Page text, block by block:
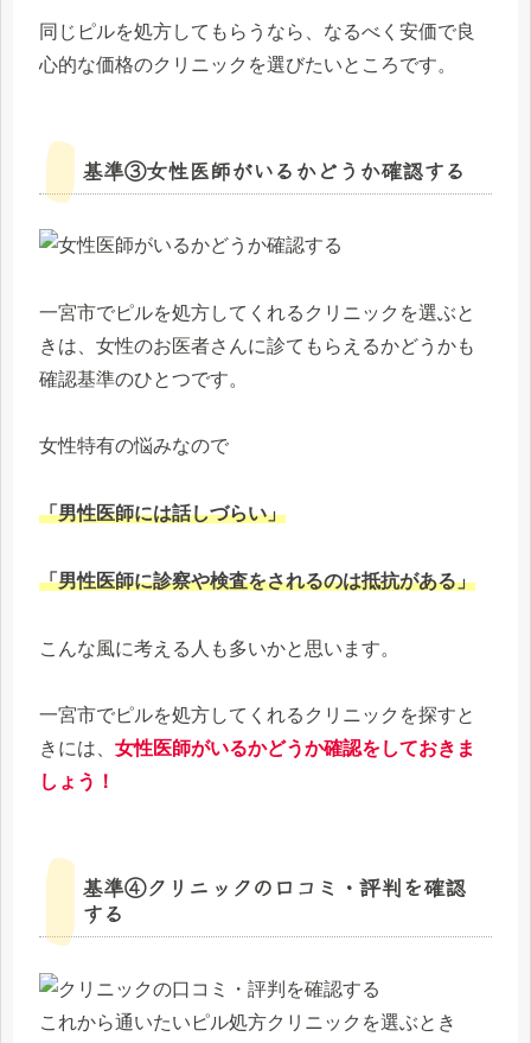
同じピルを処方してもらうなら、なるべく安価で良
心的な価格のクリニックを選びたいところです。
基準③女性医師がいるかどうか確認する
一宮市でピルを処方してくれるクリニックを選ぶと
きは、女性のお医者さんに診てもらえるかどうかも
確認基準のひとつです。
女性特有の悩みなので
「男性医師には話しづらい」
「男性医師に診察や検査をされるのは抵抗がある」
こんな風に考える人も多いかと思います。
一宮市でピルを処方してくれるクリニックを探すと
きには、 女性医師がいるかどうか確認をしておきま
しょう！
基準④クリニックの口コミ・評判を確認
する
これから通いたいピル処方クリニックを選ぶとき